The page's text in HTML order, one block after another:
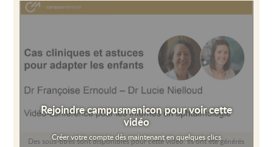
Rejoindre campusmenicon pour voir cette
vidéo
Créer votre compte dès maintenant en quelques clics
Des sous-titres sont disponibles pour cette vidéo. Ils ont été générés